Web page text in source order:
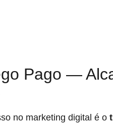
Pago —
no marketing digital é o